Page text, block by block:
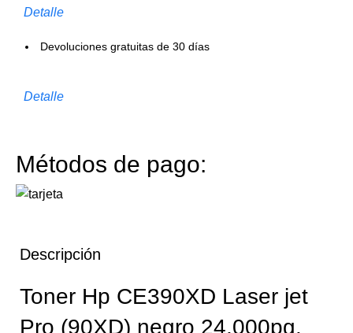
Detalle
Devoluciones gratuitas de 30 días
Detalle
Métodos de pago:
Descripción
Toner Hp CE390XD Laser jet
Pro (90XD) negro 24,000pg.